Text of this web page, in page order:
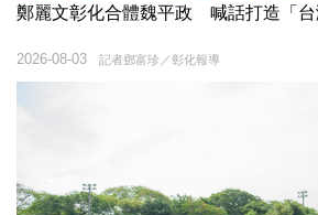
鄭麗文彰化合體魏平政 喊話打造「台
記者鄧富珍／彰化報導
2026-08-03